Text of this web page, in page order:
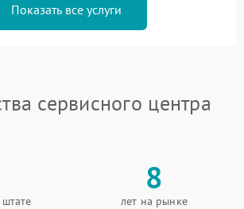
Показать все услуги
сервисного центра
8
лет на рынке